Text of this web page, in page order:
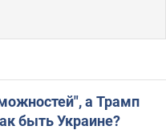
а Трамп
быть Украине?